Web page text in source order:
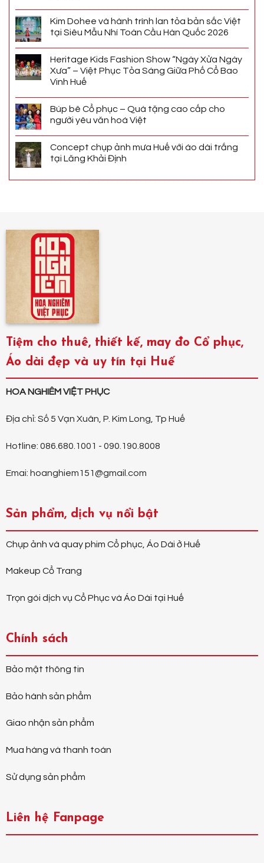
Kim Dohee và hành trình lan tỏa bản sắc Việt
tại Siêu Mẫu Nhí Toàn Cầu Hàn Quốc 2026
Heritage Kids Fashion Show “Ngày Xửa Ngày
Xưa” – Việt Phục Tỏa Sáng Giữa Phố Cổ Bao
Vinh Huế
Búp bê Cổ phục – Quà tặng cao cấp cho
người yêu văn hoá Việt
Concept chụp ảnh mưa Huế với áo dài trắng
tại Lăng Khải Định
Tiệm cho thuê, thiết kế, may đo Cổ phục,
Áo dài đẹp và uy tín tại Huế
HOA NGHIÊM VIỆT PHỤC
Địa chỉ: Số 5 Vạn Xuân, P. Kim Long, Tp Huế
Hotline: 086.680.1001 - 090.190.8008
Emai: hoanghiem151@gmail.com
Sản phẩm, dịch vụ nổi bật
Chụp ảnh và quay phim Cổ phục, Áo Dài ở Huế
Makeup Cổ Trang
Trọn gói dịch vụ Cổ Phục và Áo Dài tại Huế
Chính sách
Bảo mật thông tin
Bảo hành sản phẩm
Giao nhận sản phẩm
Mua hàng và thanh toán
Sử dụng sản phẩm
Liên hệ Fanpage